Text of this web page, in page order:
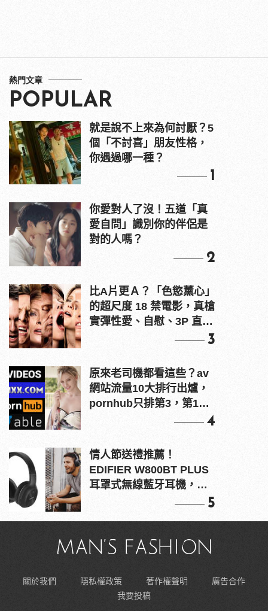
熱門文章
POPULAR
就是說不上來為何討厭？5
個「不討喜」朋友性格，
你遇過哪一種？
1
你愛對人了沒！五道「真
愛自問」識別你的伴侶是
對的人嗎？
2
比A片更Ａ？「色慾薰心」
的超尺度 18 禁電影，真槍
實彈性愛、自慰、3P 直接
3
原來老司機都看這些？av
網站流量10大排行出爐，
pornhub只排第3，第1名
4
情人節送禮推薦！
EDIFIER W800BT PLUS
耳罩式無線藍牙耳機，在
5
關於我們 隱私權政策 著作權聲明
廣告合作
我要投稿